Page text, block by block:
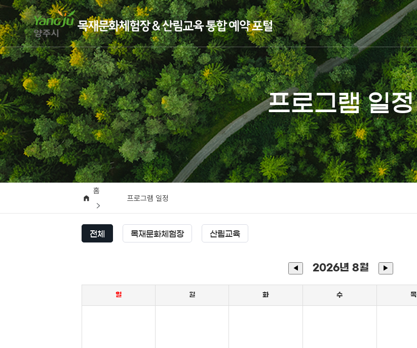
프로그램 일정
홈
프로그램 일정
전체 목재문화체험장 산림교육
◀ 2026년 8월 ▶
일 월 화 수 목